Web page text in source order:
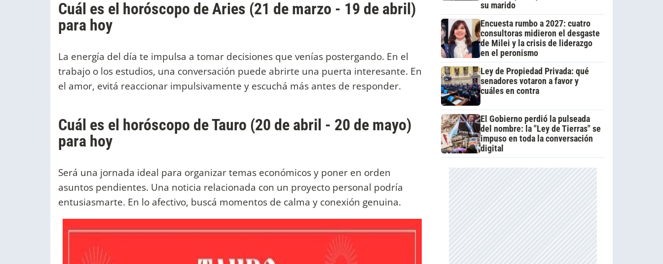
Cuál es el horóscopo de Aries (21 de marzo - 19 de abril)
para hoy
La energía del día te impulsa a tomar decisiones que venías postergando. En el
trabajo o los estudios, una conversación puede abrirte una puerta interesante. En
el amor, evitá reaccionar impulsivamente y escuchá más antes de responder.
Cuál es el horóscopo de Tauro (20 de abril - 20 de mayo)
para hoy
Será una jornada ideal para organizar temas económicos y poner en orden
asuntos pendientes. Una noticia relacionada con un proyecto personal podría
entusiasmarte. En lo afectivo, buscá momentos de calma y conexión genuina.
su marido
Encuesta rumbo a 2027: cuatro
consultoras midieron el desgaste
de Milei y la crisis de liderazgo
en el peronismo
Ley de Propiedad Privada: qué
senadores votaron a favor y
cuáles en contra
El Gobierno perdió la pulseada
del nombre: la "Ley de Tierras" se
impuso en toda la conversación
digital